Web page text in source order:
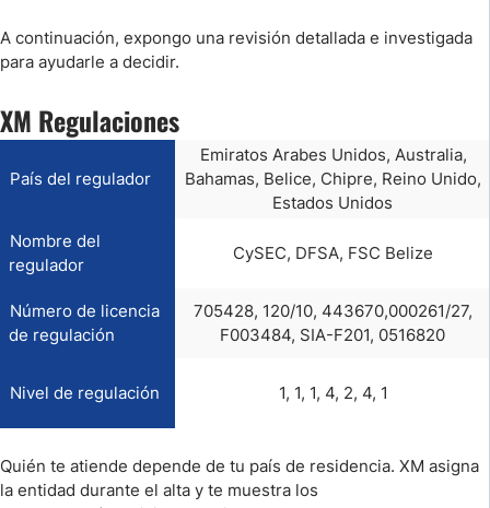
A continuación, expongo una revisión detallada e investigada
para ayudarle a decidir.
XM Regulaciones
País del regulador
Emiratos Arabes Unidos, Australia,
Bahamas, Belice, Chipre, Reino Unido,
Estados Unidos
Nombre del
regulador
CySEC, DFSA, FSC Belize
Número de licencia
de regulación
705428, 120/10, 443670,000261/27,
F003484, SIA-F201, 0516820
Nivel de regulación 1, 1, 1, 4, 2, 4, 1
Quién te atiende depende de tu país de residencia. XM asigna
la entidad durante el alta y te muestra los